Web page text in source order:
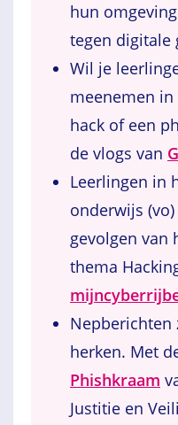
hun
tegen digitale
Wil je
meenemen in
hack of een
de vlogs van
Leerlingen in
onderwijs
gevolgen van
thema
herken. Met
Phishkraam
Justitie en